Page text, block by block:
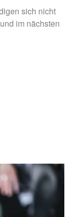
sich nicht
im nächsten